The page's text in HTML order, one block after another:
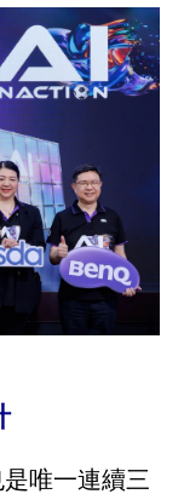
唯一連續三